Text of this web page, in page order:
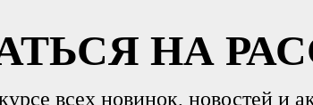
НА
всех новинок, новостей и